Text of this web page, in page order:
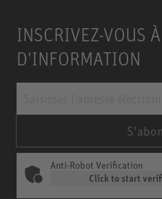
INSCRIVEZ-VOUS
D'INFORMATION
Anti-Robot Verification
Click to start